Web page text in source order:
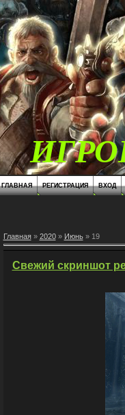
ГЛАВНАЯ РЕГИСТРАЦИЯ ВХОД
Главная» 2020 » Июнь » 19
Свежий скриншот